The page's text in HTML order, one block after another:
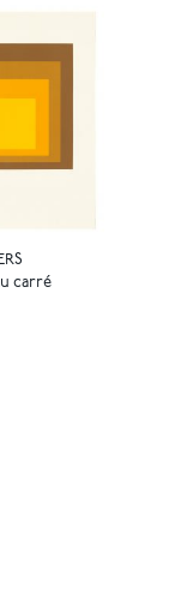
carré